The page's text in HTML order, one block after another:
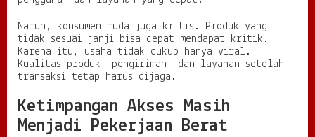
Namun, konsumen muda juga kritis. Produk yang
tidak sesuai janji bisa cepat mendapat kritik.
Karena itu, usaha tidak cukup hanya viral.
Kualitas produk, pengiriman, dan layanan setelah
transaksi tetap harus dijaga.
Ketimpangan Akses Masih
Menjadi Pekerjaan Berat